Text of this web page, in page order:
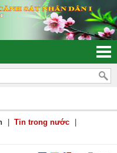
CHỦ - KỶ CƯƠNG – TRÁCH
Tin trong nước